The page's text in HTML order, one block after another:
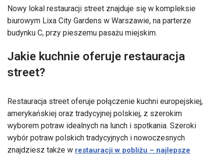
Nowy lokal restauracji street znajduje się w kompleksie
biurowym Lixa City Gardens w Warszawie, na parterze
budynku C, przy pieszemu pasażu miejskim.
Jakie kuchnie oferuje restauracja
street?
Restauracja street oferuje połączenie kuchni europejskiej,
amerykańskiej oraz tradycyjnej polskiej, z szerokim
wyborem potraw idealnych na lunch i spotkania. Szeroki
wybór potraw polskich tradycyjnych i nowoczesnych
znajdziesz także w restauracji w pobliżu – najlepsze